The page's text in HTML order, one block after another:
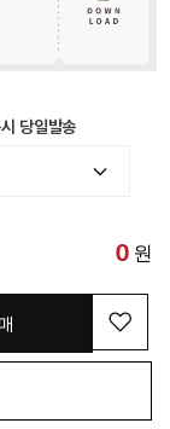
당일발송
0 원